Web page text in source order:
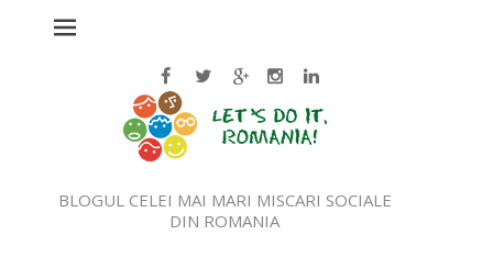
BLOGUL CELEI MAI MARI MISCARI SOCIALE
DIN ROMANIA